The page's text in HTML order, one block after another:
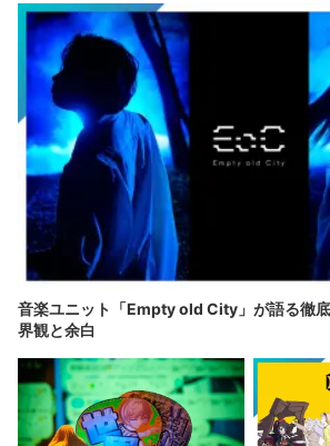
音楽ユニット「Empty old City」が語る徹
界観と余白